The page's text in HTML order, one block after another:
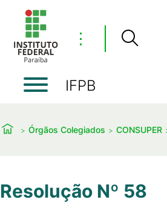
⋮
IFPB
Órgãos Colegiados CONSUPER
Resolução Nº 58